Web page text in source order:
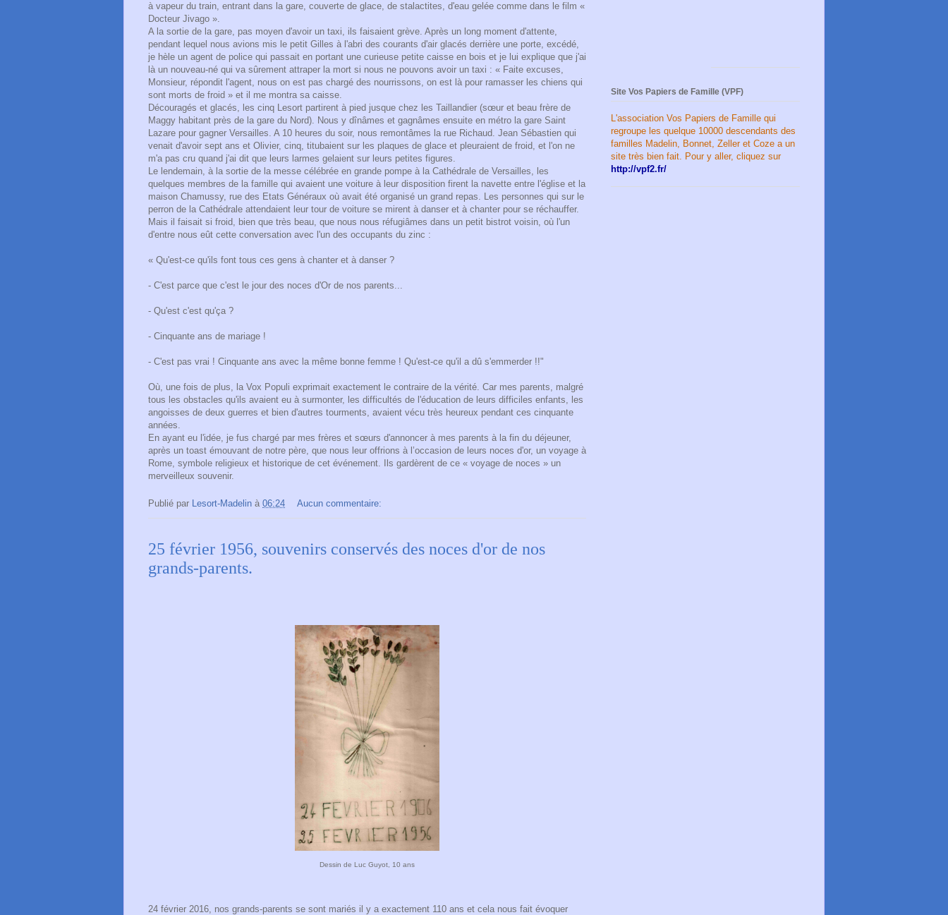
à vapeur du train, entrant dans la gare, couverte de glace, de stalactites, d'eau gelée comme dans le film «
Docteur Jivago ».
A la sortie de la gare, pas moyen d'avoir un taxi, ils faisaient grève. Après un long moment d'attente,
pendant lequel nous avions mis le petit Gilles à l'abri des courants d'air glacés derrière une porte, excédé,
je hèle un agent de police qui passait en portant une curieuse petite caisse en bois et je lui explique que j'ai
là un nouveau-né qui va sûrement attraper la mort si nous ne pouvons avoir un taxi : « Faite excuses,
Monsieur, répondit l'agent, nous on est pas chargé des nourrissons, on est là pour ramasser les chiens qui
sont morts de froid » et il me montra sa caisse.
Découragés et glacés, les cinq Lesort partirent à pied jusque chez les Taillandier (sœur et beau frère de
Maggy habitant près de la gare du Nord). Nous y dînâmes et gagnâmes ensuite en métro la gare Saint
Lazare pour gagner Versailles. A 10 heures du soir, nous remontâmes la rue Richaud. Jean Sébastien qui
venait d'avoir sept ans et Olivier, cinq, titubaient sur les plaques de glace et pleuraient de froid, et l'on ne
m'a pas cru quand j'ai dit que leurs larmes gelaient sur leurs petites figures.
Le lendemain, à la sortie de la messe célébrée en grande pompe à la Cathédrale de Versailles, les
quelques membres de la famille qui avaient une voiture à leur disposition firent la navette entre l'église et la
maison Chamussy, rue des Etats Généraux où avait été organisé un grand repas. Les personnes qui sur le
perron de la Cathédrale attendaient leur tour de voiture se mirent à danser et à chanter pour se réchauffer.
Mais il faisait si froid, bien que très beau, que nous nous réfugiâmes dans un petit bistrot voisin, où l'un
d'entre nous eût cette conversation avec l'un des occupants du zinc :
« Qu'est-ce qu'ils font tous ces gens à chanter et à danser ?
- C'est parce que c'est le jour des noces d'Or de nos parents...
- Qu'est c'est qu'ça ?
- Cinquante ans de mariage !
- C'est pas vrai ! Cinquante ans avec la même bonne femme ! Qu'est-ce qu'il a dû s'emmerder !!"
Où, une fois de plus, la Vox Populi exprimait exactement le contraire de la vérité. Car mes parents, malgré
tous les obstacles qu'ils avaient eu à surmonter, les difficultés de l'éducation de leurs difficiles enfants, les
angoisses de deux guerres et bien d'autres tourments, avaient vécu très heureux pendant ces cinquante
années.
En ayant eu l'idée, je fus chargé par mes frères et sœurs d'annoncer à mes parents à la fin du déjeuner,
après un toast émouvant de notre père, que nous leur offrions à l’occasion de leurs noces d'or, un voyage à
Rome, symbole religieux et historique de cet événement. Ils gardèrent de ce « voyage de noces » un
merveilleux souvenir.
Publié par Lesort-Madelin à 06:24 Aucun commentaire:
25 février 1956, souvenirs conservés des noces d'or de nos
grands-parents.
Dessin de Luc Guyot, 10 ans
24 février 2016, nos grands-parents se sont mariés il y a exactement 110 ans et cela nous fait évoquer
Site Vos Papiers de Famille (VPF)
L'association Vos Papiers de Famille qui
regroupe les quelque 10000 descendants des
familles Madelin, Bonnet, Zeller et Coze a un
site très bien fait. Pour y aller, cliquez sur
http://vpf2.fr/